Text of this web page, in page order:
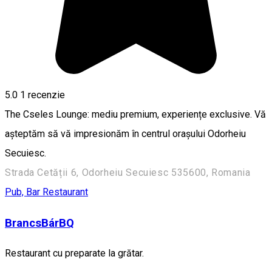
5.0 1 recenzie
The Cseles Lounge: mediu premium, experiențe exclusive. Vă
așteptăm să vă impresionăm în centrul orașului Odorheiu
Secuiesc.
Strada Cetății 6, Odorheiu Secuiesc 535600, Romania
Pub, Bar Restaurant
BrancsBárBQ
Restaurant cu preparate la grătar.